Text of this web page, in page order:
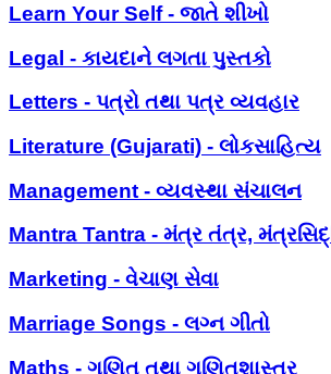
Learn Your Self - જાતે શીખો
Legal - કાયદાને લગતા પુસ્તકો
Letters - પત્રો તથા પત્ર વ્યવહાર
Literature (Gujarati) - લોકસાહિત્ય
Management - વ્યવસ્થા સંચાલન
Mantra Tantra - મંત્ર તંત્ર,
Marketing - વેચાણ સેવા
Marriage Songs - લગ્ન ગીતો
Maths - ગણિત તથા ગણિતશાસ્ત્ર